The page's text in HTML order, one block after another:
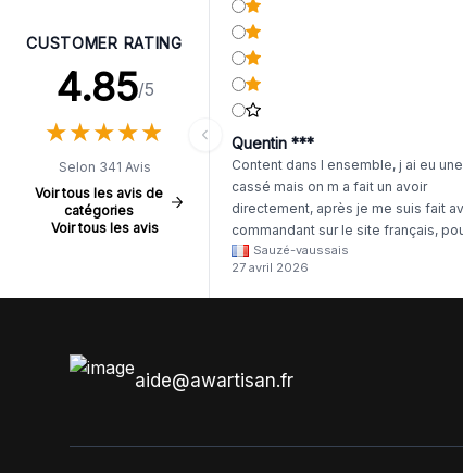
CUSTOMER RATING
4.85/5
★★★★★
★★★★★
Selon 341 Avis
Voir tous les avis de
catégories
Voir tous les avis
Quentin ***
Content dans l ensemble, j ai eu une
cassé mais on m a fait un avoir
directement, après je me suis fait
commandant sur le site français,
il était évident que les produits était
même langue mais raté tout est en
anglais.
Sauzé-vaussais
27 avril 2026
aide@awartisan.fr